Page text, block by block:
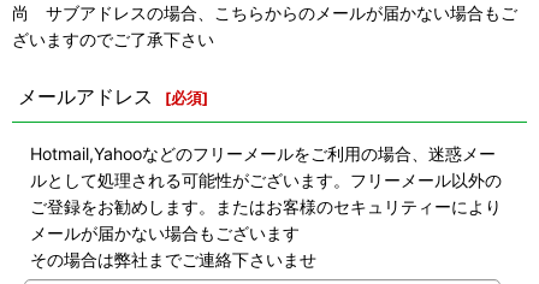
尚 サブアドレスの場合、こちらからのメールが届かない場合もご
ざいますのでご了承下さい
メールアドレス [必須]
Hotmail,Yahooなどのフリーメールをご利用の場合、迷惑メー
ルとして処理される可能性がございます。フリーメール以外の
ご登録をお勧めします。またはお客様のセキュリティーにより
メールが届かない場合もございます
その場合は弊社までご連絡下さいませ